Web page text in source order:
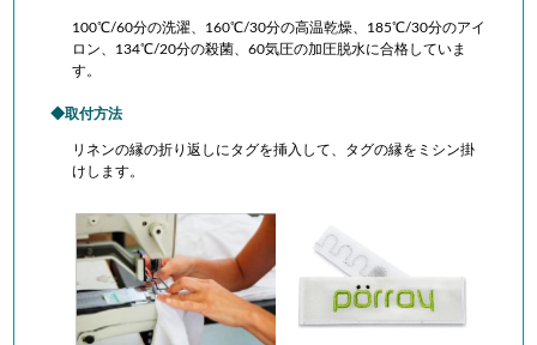
100℃/60分の洗濯、160℃/30分の高温乾燥、185℃/30分のアイ
ロン、134℃/20分の殺菌、60気圧の 加圧脱水に合格していま
す。
取付方法
リネンの縁の折り返しにタグを挿入して、タグの縁をミシン掛
けします。